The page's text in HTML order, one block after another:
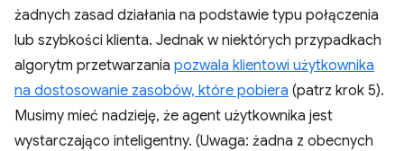
żadnych zasad działania na podstawie typu połączenia
lub szybkości klienta. Jednak w niektórych przypadkach
algorytm przetwarzania pozwala klientowi użytkownika
na dostosowanie zasobów, które pobiera (patrz krok 5).
Musimy mieć nadzieję, że agent użytkownika jest
wystarczająco inteligentny. (Uwaga: żadna z obecnych